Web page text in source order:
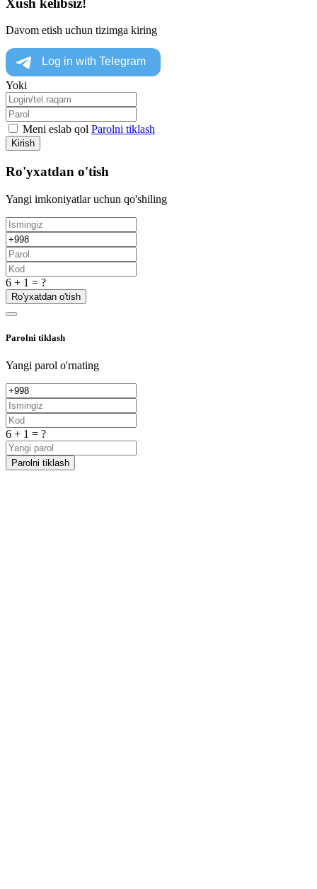
Davom etish uchun tizimga kiring
Yoki
Meni eslab qol Parolni tiklash
Kirish
Ro'yxatdan o'tish
Yangi imkoniyatlar uchun qo'shiling
6 + 1 = ?
Ro'yxatdan o'tish
Parolni tiklash
Yangi parol o'rnating
6 + 1 = ?
Parolni tiklash